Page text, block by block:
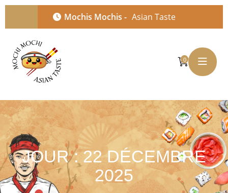
Mochis Mochis - Asian Taste
0
JOUR :22 DÉCEMBRE
2025